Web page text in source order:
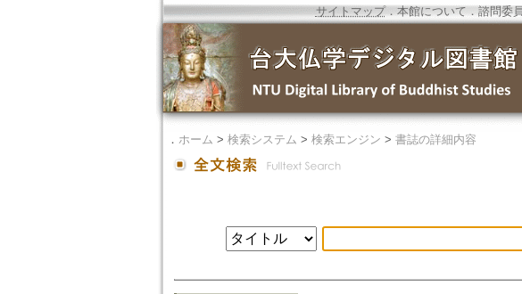
サイトマップ．本館について ． 諮問委
． ホーム > 検索システム > 検索エンジン > 書誌の詳細内容